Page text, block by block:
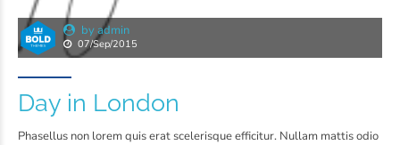
by admin
07/Sep/2015
Day in London
Phasellus non lorem quis erat scelerisque efficitur. Nullam mattis odio